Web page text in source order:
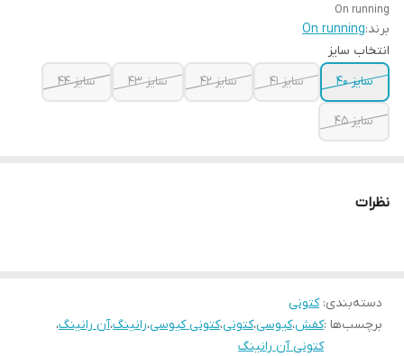
On running
برند:On running
انتخاب سایز
سایز ۴۰
سایز ۴۱ سایز ۴۲ سایز ۴۳ سایز ۴۴
سایز ۴۵
نظرات
دسته‌بندی:کتونی
برچسب‌ها :کفش،کیوسی،کتونی،کتونی کیوسی،رانینگ،آن رانینگ،
کتونی آن رانینگ